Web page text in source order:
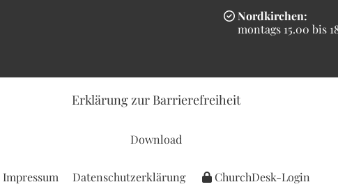
 Nordkirchen:
montags 15.00 bis
Erklärung zur Barrierefreiheit
Download
Impressum Datenschutzerklärung ChurchDesk-Login